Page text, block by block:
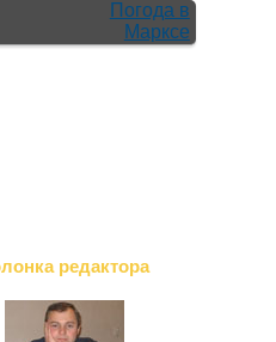
Погода в
Марксе
редактора